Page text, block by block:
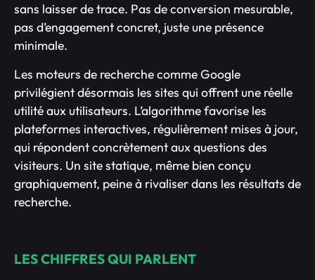
sans laisser de trace. Pas de conversion mesurable,
pas d’engagement concret, juste une présence
minimale.
Les moteurs de recherche comme Google
privilégient désormais les sites qui offrent une réelle
utilité aux utilisateurs. L’algorithme favorise les
plateformes interactives, régulièrement mises à jour,
qui répondent concrètement aux questions des
visiteurs. Un site statique, même bien conçu
graphiquement, peine à rivaliser dans les résultats de
recherche.
LES CHIFFRES QUI PARLENT